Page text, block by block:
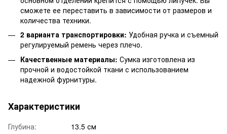
сможете ее переставить в зависимости от размеров и
количества техники.
2 варианта транспортировки: Удобная ручка и съемный
регулируемый ремень через плечо.
Качественные материалы: Сумка изготовлена из
прочной и водостойкой ткани с использованием
надежной фурнитуры.
Характеристики
Глубина:
13.5 см